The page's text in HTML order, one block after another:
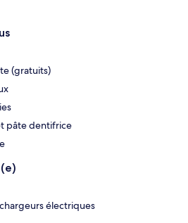
(gratuits)
pâte dentifrice
électriques